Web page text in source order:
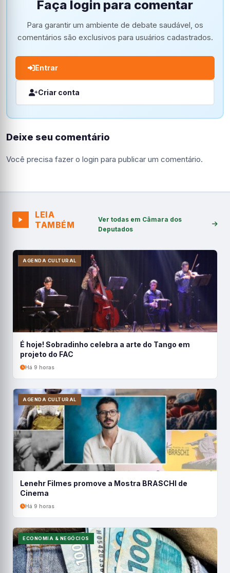
Faça login para comentar
Para garantir um ambiente de debate saudável, os
comentários são exclusivos para usuários cadastrados.
Entrar
Criar conta
Deixe seu comentário
Você precisa fazer o login para publicar um comentário.
LEIA
TAMBÉM
Ver todas em Câmara dos
Deputados
AGENDA CULTURAL
É hoje! Sobradinho celebra a arte do Tango em
projeto do FAC
Há 9 horas
AGENDA CULTURAL
Lenehr Filmes promove a Mostra BRASCHI de
Cinema
Há 9 horas
ECONOMIA & NEGÓCIOS